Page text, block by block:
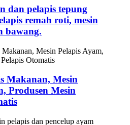
dan pelapis tepung
remah roti, mesin
bawang.
Makanan, Mesin
Produsen Mesin